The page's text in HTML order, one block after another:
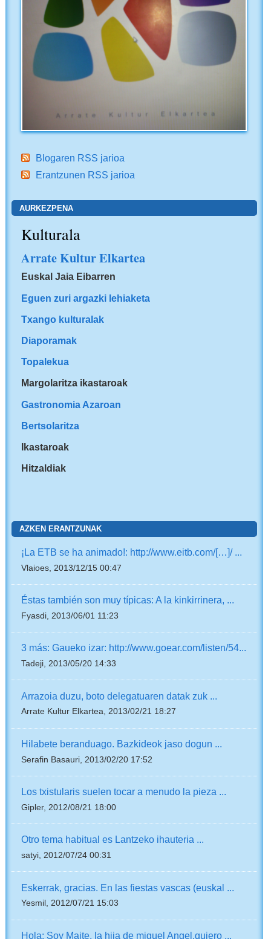
Blogaren RSS jarioa
Erantzunen RSS jarioa
AURKEZPENA
Kulturala
Arrate Kultur Elkartea
Euskal Jaia Eibarren
Eguen zuri argazki lehiaketa
Txango kulturalak
Diaporamak
Topalekua
Margolaritza ikastaroak
Gastronomia Azaroan
Bertsolaritza
Ikastaroak
Hitzaldiak
AZKEN ERANTZUNAK
¡La ETB se ha animado!: http://www.eitb.com/[…]/ ...
Vlaioes, 2013/12/15 00:47
Éstas también son muy típicas: A la kinkirrinera, ...
Fyasdi, 2013/06/01 11:23
3 más: Gaueko izar: http://www.goear.com/listen/54...
Tadeji, 2013/05/20 14:33
Arrazoia duzu, boto delegatuaren datak zuk ...
Arrate Kultur Elkartea, 2013/02/21 18:27
Hilabete beranduago. Bazkideok jaso dogun ...
Serafin Basauri, 2013/02/20 17:52
Los txistularis suelen tocar a menudo la pieza ...
Gipler, 2012/08/21 18:00
Otro tema habitual es Lantzeko ihauteria ...
satyi, 2012/07/24 00:31
Eskerrak, gracias. En las fiestas vascas (euskal ...
Yesmil, 2012/07/21 15:03
Hola: Soy Maite, la hija de miguel Angel,quiero ...